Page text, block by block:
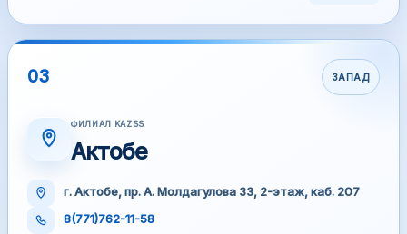
03 ЗАПАД
ФИЛИАЛ KAZSS
Актобе
г. Актобе, пр. А. Молдагулова 33, 2-этаж, каб. 207
8(771)762-11-58